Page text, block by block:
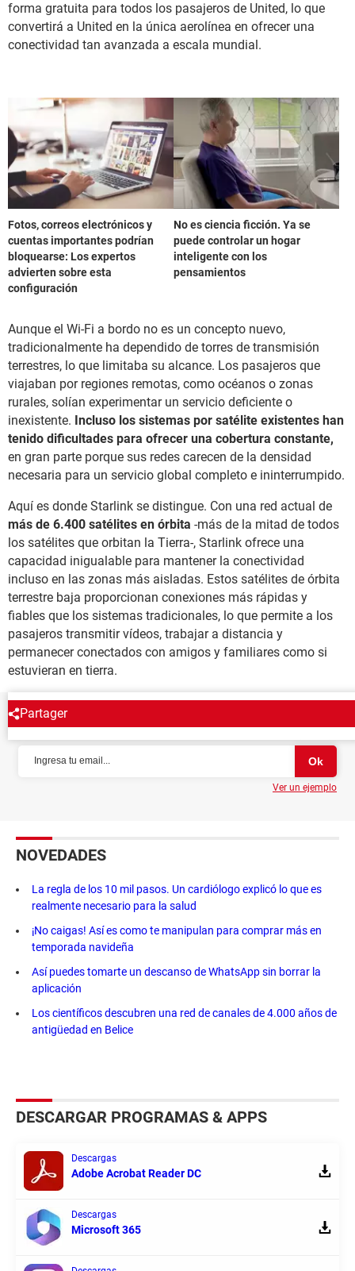
forma gratuita para todos los pasajeros de United, lo que
convertirá a United en la única aerolínea en ofrecer una
conectividad tan avanzada a escala mundial.
Fotos, correos electrónicos y
cuentas importantes podrían
bloquearse: Los expertos
advierten sobre esta
configuración
No es ciencia ficción. Ya se
puede controlar un hogar
inteligente con los
pensamientos
Aunque el Wi-Fi a bordo no es un concepto nuevo,
tradicionalmente ha dependido de torres de transmisión
terrestres, lo que limitaba su alcance. Los pasajeros que
viajaban por regiones remotas, como océanos o zonas
rurales, solían experimentar un servicio deficiente o
inexistente. Incluso los sistemas por satélite existentes han
tenido dificultades para ofrecer una cobertura constante,
en gran parte porque sus redes carecen de la densidad
necesaria para un servicio global completo e ininterrumpido.
Aquí es donde Starlink se distingue. Con una red actual de
más de 6.400 satélites en órbita -más de la mitad de todos
los satélites que orbitan la Tierra-, Starlink ofrece una
capacidad inigualable para mantener la conectividad
incluso en las zonas más aisladas. Estos satélites de órbita
terrestre baja proporcionan conexiones más rápidas y
fiables que los sistemas tradicionales, lo que permite a los
pasajeros transmitir vídeos, trabajar a distancia y
permanecer conectados con amigos y familiares como si
estuvieran en tierra.
Partager
NEWSLETTER
Ver un ejemplo
NOVEDADES
La regla de los 10 mil pasos. Un cardiólogo explicó lo que es
realmente necesario para la salud
¡No caigas! Así es como te manipulan para comprar más en
temporada navideña
Así puedes tomarte un descanso de WhatsApp sin borrar la
aplicación
Los científicos descubren una red de canales de 4.000 años de
antigüedad en Belice
DESCARGAR PROGRAMAS & APPS
Descargas
Adobe Acrobat Reader DC
Descargas
Microsoft 365